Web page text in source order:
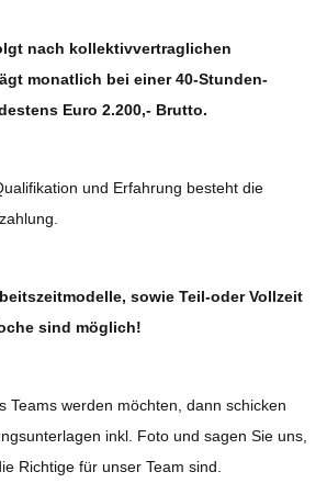
nach kollektivvertraglichen
monatlich bei einer 40-Stunden-
Euro 2.200,- Brutto.
und Erfahrung besteht die
sowie Teil-oder Vollzeit
sind möglich!
Teams werden möchten, dann schicken
inkl. Foto und sagen Sie uns,
Richtige für unser Team sind.